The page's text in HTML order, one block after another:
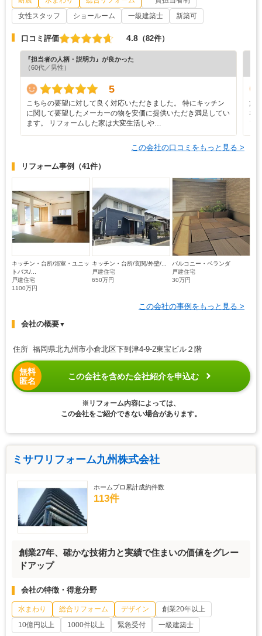
女性スタッフ
ショールーム 一級建築士 新築可
口コミ評価 4.8 （82件）
『担当者の人柄・説明力』が良かった
（60代／男性）
5
こちらの要望に対して良く対応いただきました。 特にキッチン
に関して要望したメーカーの物を安価に提供いただき満足してい
ます。 リフォームした家は大変生活しや…
施
な
フ
この会社の口コミをもっと見る >
リフォーム事例 （41件）
キッチン・台所/浴室・ユニッ
トバス/...
戸建住宅
1100万円
キッチン・台所/玄関/外壁/...
戸建住宅
650万円
バルコニー・ベランダ
戸建住宅
30万円
この会社の事例をもっと見る >
会社の概要▼
住所 福岡県北九州市小倉北区下到津4-9-2東宝ビル２階
無料
匿名
この会社を含めた会社紹介を申込む
※リフォーム内容によっては、
この会社をご紹介できない場合があります。
ミサワリフォーム九州株式会社
ホームプロ累計成約件数
113件
創業27年、確かな技術力と実績で住まいの価値をグレー
ドアップ
会社の特徴・得意分野
水まわり 総合リフォーム デザイン
創業20年以上
10億円以上
1000件以上 緊急受付 一級建築士